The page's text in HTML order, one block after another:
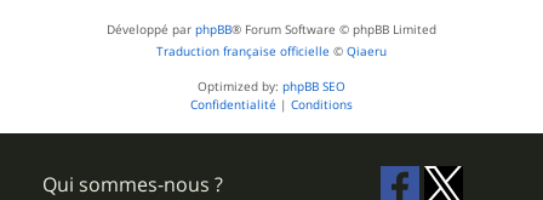
Développé par phpBB® Forum Software © phpBB Limited
Traduction française officielle © Qiaeru
Optimized by: phpBB SEO
Confidentialité | Conditions
Qui sommes-nous ?